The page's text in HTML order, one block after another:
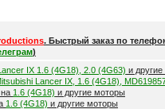
. Быстрый заказ по
)
IX 1.6 (4G18), 2.0 (4G63) и
Lancer IX, 1.6 (4G18),
1.6 (4G18) и другие моторы
1.6 (4G18) и другие моторы